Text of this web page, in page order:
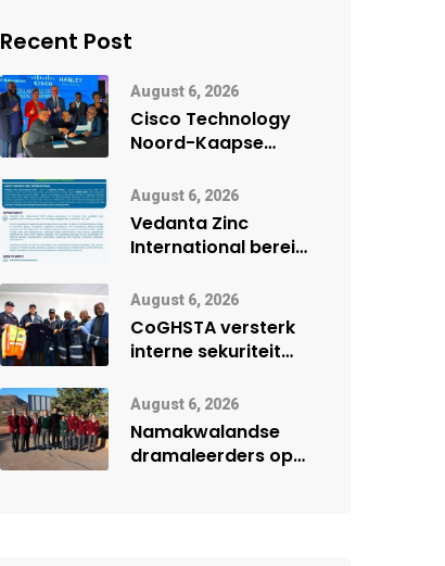
Recent Post
August 6, 2026
Cisco Technology
Noord-Kaapse
digitale toekoms
deur Cisco-
vennootskap
August 6, 2026
Vedanta Zinc
International berei
vir moontlike
herbegin
August 6, 2026
CoGHSTA versterk
interne sekuriteit
van uniforms
August 6, 2026
Namakwalandse
dramaleerders op